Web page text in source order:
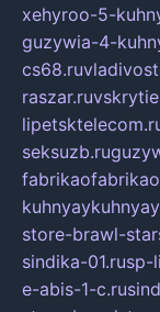
xehyroo-5-
guzywia-4-
cs68.ru
raszar.ru
seksuzb.ru
store-brawl-
sindika-01.rusp-
e-abis-1-c.ru